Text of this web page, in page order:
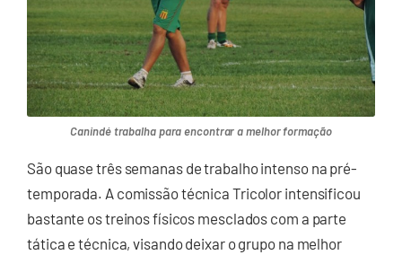
Canindé trabalha para encontrar a melhor formação
São quase três semanas de trabalho intenso na pré-
temporada. A comissão técnica Tricolor intensificou
bastante os treinos físicos mesclados com a parte
tática e técnica, visando deixar o grupo na melhor